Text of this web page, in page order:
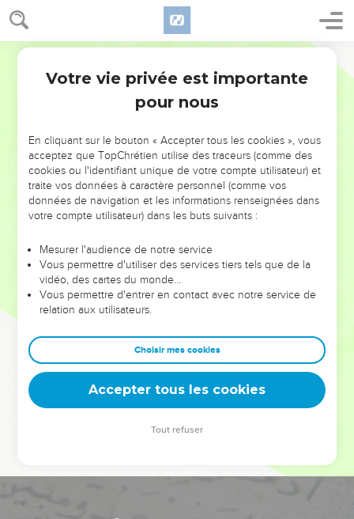
NE MANQUEZ PAS L’ÉVÉNEMENT
DE L’ANNÉE !
ET SI LEURS ERREURS POUVAIENT VOUS ÉVITER LES
VOTRES ?
leur foi ou leur vision. Mais on voit moins les doutes, les erreurs
et les saisons difficiles qu'ils ont traversés, alors même que ce
sont elles qui les ont façonnés.
Dans cette conférence, leaders, entrepreneurs, et responsables
clés pour avancer avec plus de sagesse afin que leurs erreurs
deviennent vos tremplins. Que vous guidiez un ministère, une
équipe, un groupe ou une famille, leur expérience est faite
Votre vie privée est importante
pour nous
En cliquant sur le bouton « Accepter tous les cookies », vous
acceptez que TopChrétien utilise des traceurs (comme des
cookies ou l'identifiant unique de votre compte utilisateur) et
traite vos données à caractère personnel (comme vos
données de navigation et les informations renseignées dans
votre compte utilisateur) dans les buts suivants :
Mesurer l'audience de notre service
Vous permettre d'utiliser des services tiers tels que de la
vidéo, des cartes du monde…
Vous permettre d'entrer en contact avec notre service de
relation aux utilisateurs.
Choisir mes cookies
Accepter tous les cookies
Tout refuser